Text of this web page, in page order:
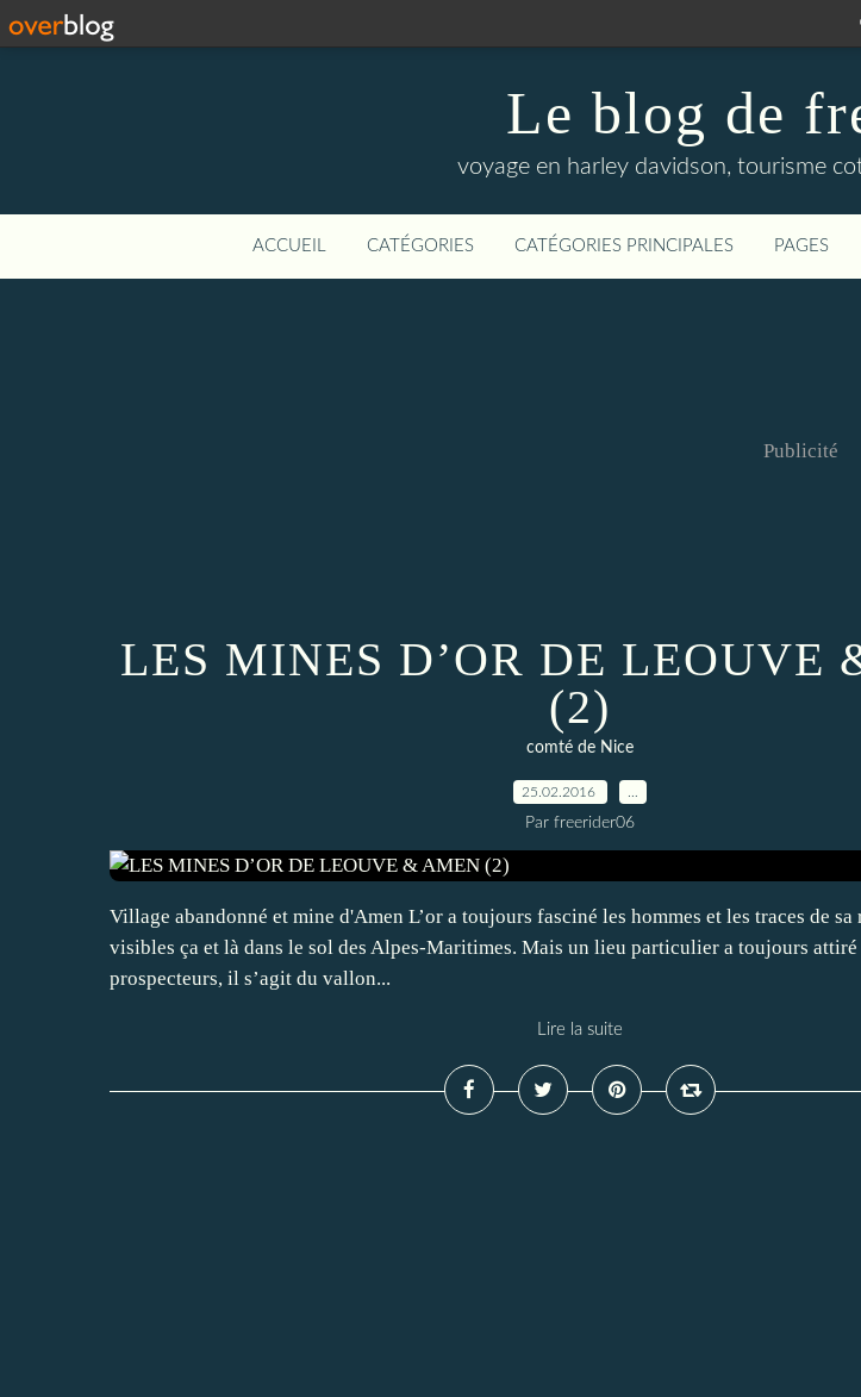
Le blog de
voyage en harley davidson, tourisme
ACCUEIL CATÉGORIES CATÉGORIES PRINCIPALES PAGES
Publicité
LES MINES D’OR DE LEOUVE
(2)
comté de Nice
25.02.2016
Par freerider06
Village abandonné et mine d'Amen L’or a toujours fasciné les hommes et les traces de sa
visibles ça et là dans le sol des Alpes-Maritimes. Mais un lieu particulier a toujours attiré
prospecteurs, il s’agit du vallon...
Lire la suite